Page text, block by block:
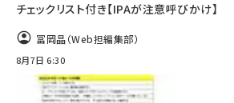
チェックリスト付き【IPAが注意呼びかけ】
冨岡晶（Web担編集部）
8月7日 6:30